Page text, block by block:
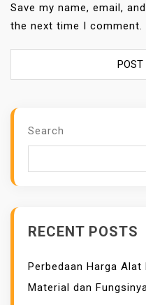
Save my name, email,
the next time I comment.
Search
RECENT POSTS
Perbedaan Harga Alat
Material dan